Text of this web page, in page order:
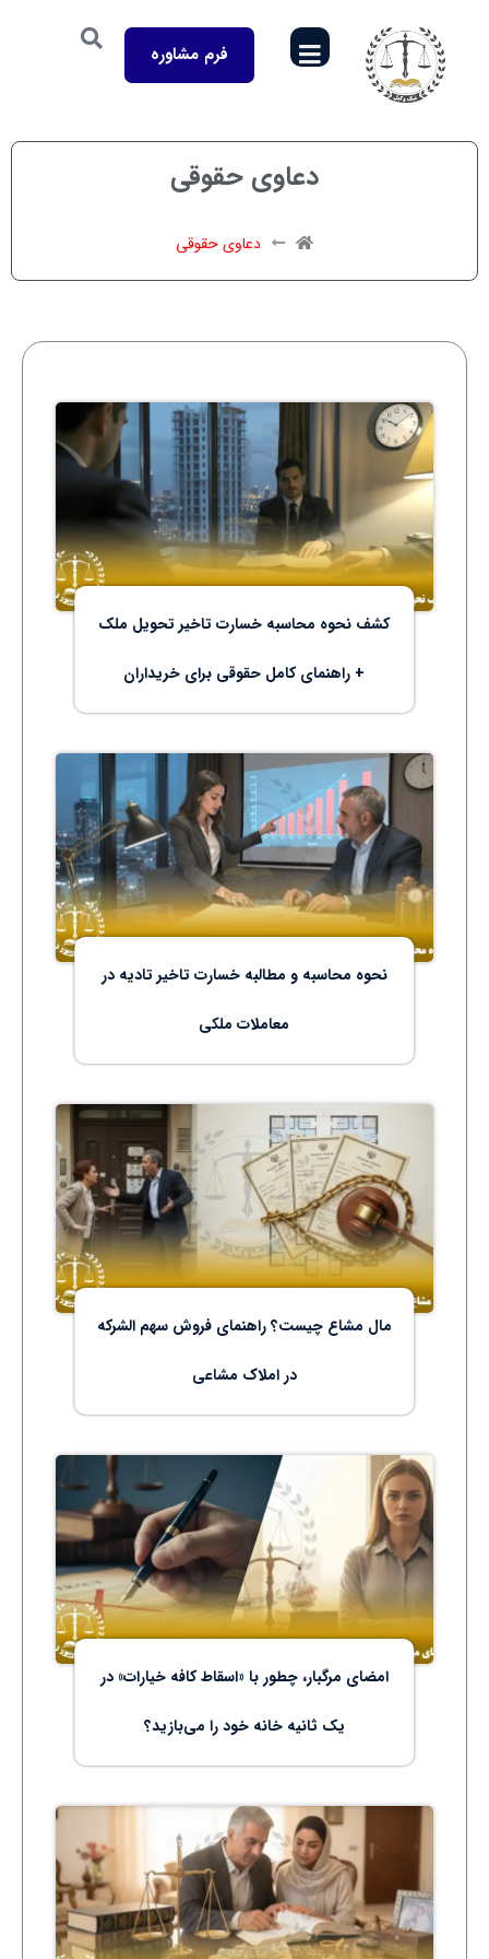
فرم مشاوره
دعاوی حقوقی
دعاوی حقوقی
کشف نحوه محاسبه خسارت تاخیر تحویل ملک
+ راهنمای کامل حقوقی برای خریداران
نحوه محاسبه و مطالبه خسارت تاخیر تادیه در
معاملات ملکی
مال مشاع چیست؟ راهنمای فروش سهم‌ الشرکه
در املاک مشاعی
امضای مرگبار، چطور با «اسقاط کافه خیارات» در
یک ثانیه خانه خود را می‌بازید؟